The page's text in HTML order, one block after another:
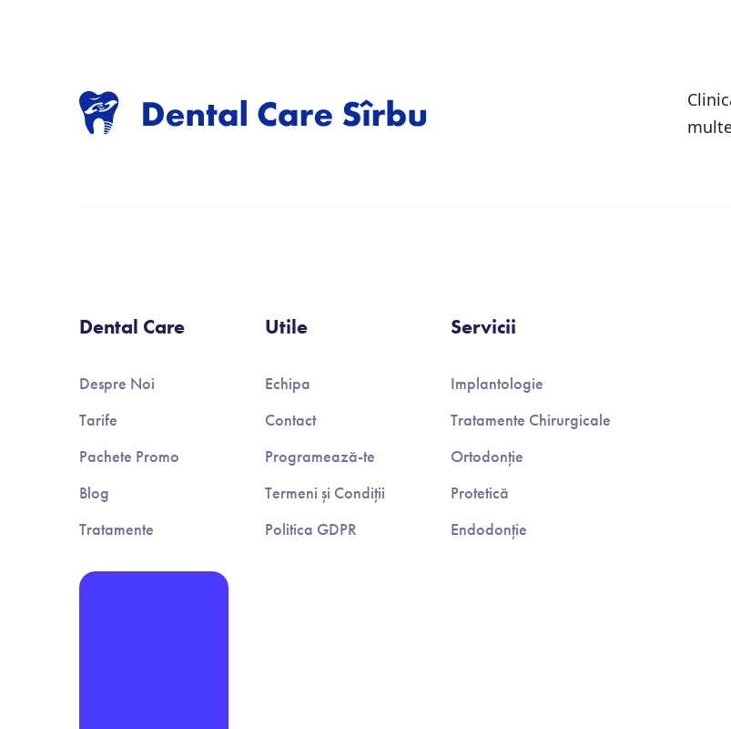
Dental Care
Despre Noi
Tarife
Pachete Promo
Blog
Tratamente
Utile
Echipa
Contact
Programează-te
Termeni și Condiții
Politica GDPR
Servicii
Implantologie
Tratamente Chirurgicale
Ortodonție
Protetică
Endodonție